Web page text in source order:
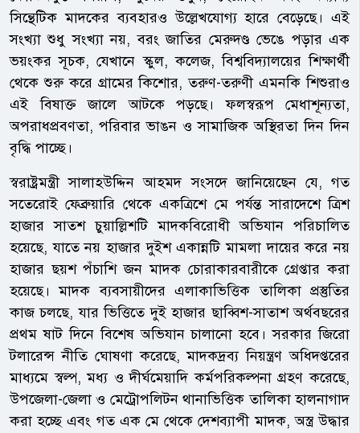
সিন্থেটিক মাদকের ব্যবহারও উল্লেখযোগ্য হারে বেড়েছে। এই
সংখ্যা শুধু সংখ্যা নয়, বরং জাতির মেরুদণ্ড ভেঙে পড়ার এক
ভয়ংকর সূচক, যেখানে স্কুল, কলেজ, বিশ্ববিদ্যালয়ের শিক্ষার্থী
থেকে শুরু করে গ্রামের কিশোর, তরুণ-তরুণী এমনকি শিশুরাও
এই বিষাক্ত জালে আটকে পড়ছে। ফলস্বরূপ মেধাশূন্যতা,
অপরাধপ্রবণতা, পরিবার ভাঙন ও সামাজিক অস্থিরতা দিন দিন
বৃদ্ধি পাচ্ছে।
স্বরাষ্ট্রমন্ত্রী সালাহউদ্দিন আহমদ সংসদে জানিয়েছেন যে, গত
সতেরোই ফেব্রুয়ারি থেকে একত্রিশে মে পর্যন্ত সারাদেশে ত্রিশ
হাজার সাতশ চুয়াল্লিশটি মাদকবিরোধী অভিযান পরিচালিত
হয়েছে, যাতে নয় হাজার দুইশ একান্নটি মামলা দায়ের করে নয়
হাজার ছয়শ পঁচাশি জন মাদক চোরাকারবারীকে গ্রেপ্তার করা
হয়েছে। মাদক ব্যবসায়ীদের এলাকাভিত্তিক তালিকা প্রস্তুতির
কাজ চলছে, যার ভিত্তিতে দুই হাজার ছাব্বিশ-সাতাশ অর্থবছরের
প্রথম ষাট দিনে বিশেষ অভিযান চালানো হবে। সরকার জিরো
টলারেন্স নীতি ঘোষণা করেছে, মাদকদ্রব্য নিয়ন্ত্রণ অধিদপ্তরের
মাধ্যমে স্বল্প, মধ্য ও দীর্ঘমেয়াদি কর্মপরিকল্পনা গ্রহণ করেছে,
উপজেলা-জেলা ও মেট্রোপলিটন থানাভিত্তিক তালিকা হালনাগাদ
করা হচ্ছে এবং গত এক মে থেকে দেশব্যাপী মাদক, অস্ত্র উদ্ধার